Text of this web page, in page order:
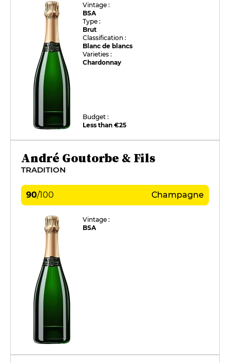
Vintage :
BSA
Type :
Brut
Classification :
Blanc de blancs
Varieties :
Chardonnay
Budget :
Less than €25
André Goutorbe & Fils
TRADITION
90/100 Champagne
Vintage :
BSA